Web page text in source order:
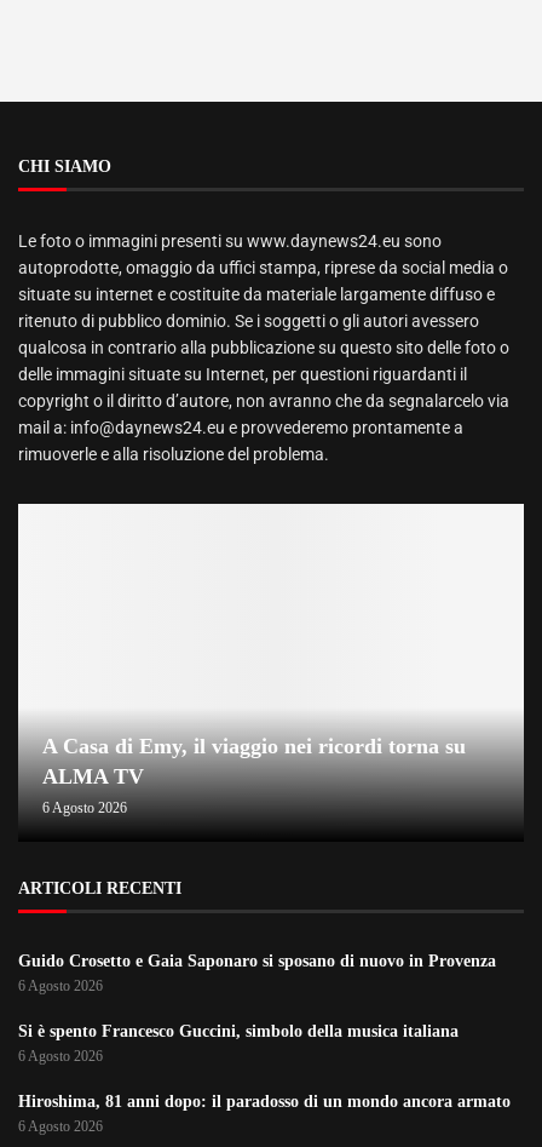
CHI SIAMO
Le foto o immagini presenti su www.daynews24.eu sono
autoprodotte, omaggio da uffici stampa, riprese da social media o
situate su internet e costituite da materiale largamente diffuso e
ritenuto di pubblico dominio. Se i soggetti o gli autori avessero
qualcosa in contrario alla pubblicazione su questo sito delle foto o
delle immagini situate su Internet, per questioni riguardanti il
copyright o il diritto d’autore, non avranno che da segnalarcelo via
mail a: info@daynews24.eu e provvederemo prontamente a
rimuoverle e alla risoluzione del problema.
A Casa di Emy, il viaggio nei ricordi torna su
ALMA TV
6 Agosto 2026
ARTICOLI RECENTI
Guido Crosetto e Gaia Saponaro si sposano di nuovo in Provenza
6 Agosto 2026
Si è spento Francesco Guccini, simbolo della musica italiana
6 Agosto 2026
Hiroshima, 81 anni dopo: il paradosso di un mondo ancora armato
6 Agosto 2026